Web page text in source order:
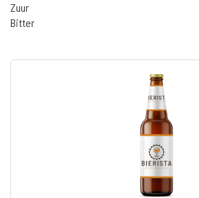
Zuur
Bitter